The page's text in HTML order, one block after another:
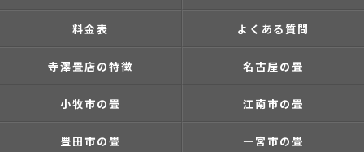
料金表 よくある質問
寺澤畳店の特徴 名古屋の畳
小牧市の畳 江南市の畳
豊田市の畳 一宮市の畳